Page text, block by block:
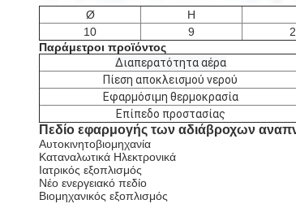
Ø H
10
9
Παράμετροι προϊόντος
Διαπερατότητα αέρα
Πίεση αποκλεισμού νερού
Εφαρμόσιμη θερμοκρασία
Επίπεδο προστασίας
Πεδίο εφαρμογής των αδιάβροχων
Αυτοκινητοβιομηχανία
Καταναλωτικά Ηλεκτρονικά
Ιατρικός εξοπλισμός
Νέο ενεργειακό πεδίο
Βιομηχανικός εξοπλισμός